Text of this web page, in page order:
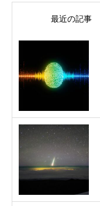
最近の記事